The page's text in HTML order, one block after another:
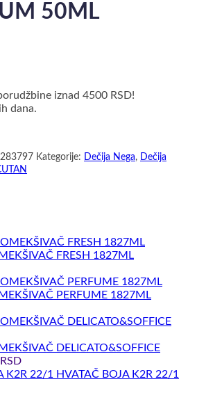
50ML
iznad 4500 RSD!
dana.
Kategorije: Dečija Nega, Dečija
FRESH 1827ML
PERFUME 1827ML
DELICATO&SOFFICE
RSD
HVATAČ BOJA K2R 22/1